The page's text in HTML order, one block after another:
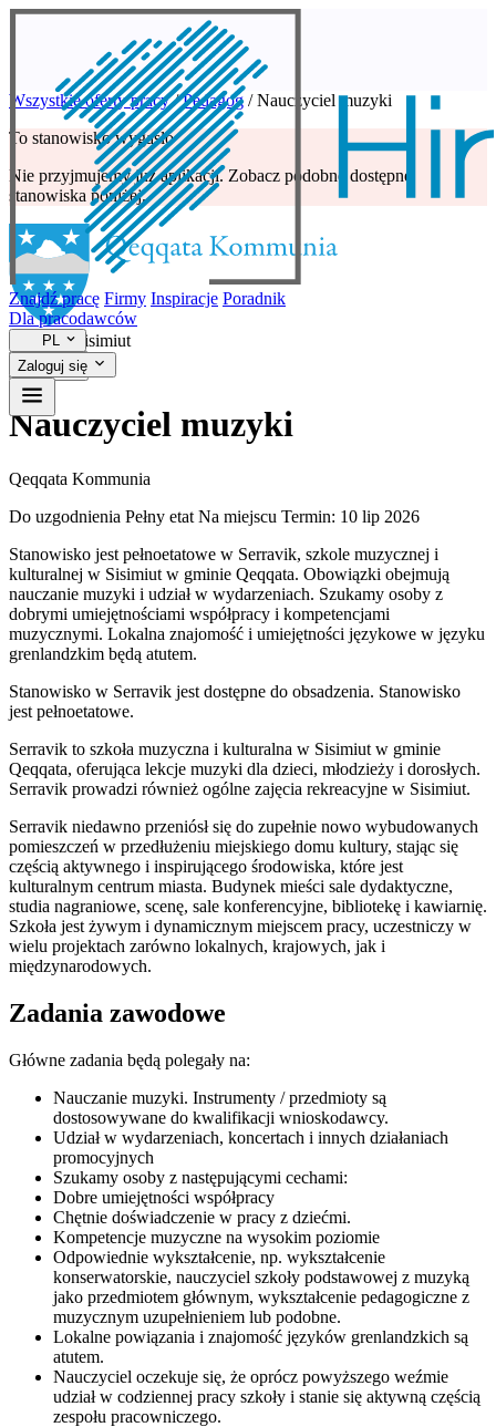
Znajdź pracę Firmy Inspiracje Poradnik
Dla pracodawców
PL
Zaloguj się
Wszystkie oferty pracy / Pedagog / Nauczyciel muzyki
To stanowisko wygasło
Nie przyjmujemy już aplikacji. Zobacz podobne dostępne
stanowiska poniżej.
PedagogSisimiut
Nauczyciel muzyki
Qeqqata Kommunia
Do uzgodnienia Pełny etat Na miejscu Termin: 10 lip 2026
Stanowisko jest pełnoetatowe w Serravik, szkole muzycznej i
kulturalnej w Sisimiut w gminie Qeqqata. Obowiązki obejmują
nauczanie muzyki i udział w wydarzeniach. Szukamy osoby z
dobrymi umiejętnościami współpracy i kompetencjami
muzycznymi. Lokalna znajomość i umiejętności językowe w języku
grenlandzkim będą atutem.
Stanowisko w Serravik jest dostępne do obsadzenia. Stanowisko
jest pełnoetatowe.
Serravik to szkoła muzyczna i kulturalna w Sisimiut w gminie
Qeqqata, oferująca lekcje muzyki dla dzieci, młodzieży i dorosłych.
Serravik prowadzi również ogólne zajęcia rekreacyjne w Sisimiut.
Serravik niedawno przeniósł się do zupełnie nowo wybudowanych
pomieszczeń w przedłużeniu miejskiego domu kultury, stając się
częścią aktywnego i inspirującego środowiska, które jest
kulturalnym centrum miasta. Budynek mieści sale dydaktyczne,
studia nagraniowe, scenę, sale konferencyjne, bibliotekę i kawiarnię.
Szkoła jest żywym i dynamicznym miejscem pracy, uczestniczy w
wielu projektach zarówno lokalnych, krajowych, jak i
międzynarodowych.
Zadania zawodowe
Główne zadania będą polegały na:
Nauczanie muzyki. Instrumenty / przedmioty są
dostosowywane do kwalifikacji wnioskodawcy.
Udział w wydarzeniach, koncertach i innych działaniach
promocyjnych
Szukamy osoby z następującymi cechami:
Dobre umiejętności współpracy
Chętnie doświadczenie w pracy z dziećmi.
Kompetencje muzyczne na wysokim poziomie
Odpowiednie wykształcenie, np. wykształcenie
konserwatorskie, nauczyciel szkoły podstawowej z muzyką
jako przedmiotem głównym, wykształcenie pedagogiczne z
muzycznym uzupełnieniem lub podobne.
Lokalne powiązania i znajomość języków grenlandzkich są
atutem.
Nauczyciel oczekuje się, że oprócz powyższego weźmie
udział w codziennej pracy szkoły i stanie się aktywną częścią
zespołu pracowniczego.